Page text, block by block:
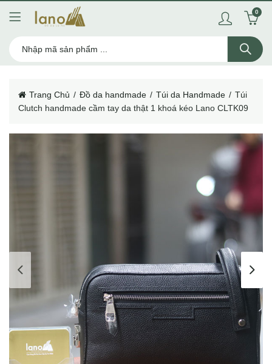
0
Trang Chủ Đồ da handmade Túi da Handmade
Túi
Clutch handmade cầm tay da thật 1 khoá kéo Lano CLTK09